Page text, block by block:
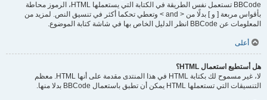
BBCode تستعمل نفس الطريقة في الكتابة التي يستعملها HTML، الرموز محاطة
بأقواس مربعة [ و ] بدلًا من < and > وتعطي تحكما أكثر في تنسيق النص. لمزيد من
المعلومات عن BBCode انظر الدليل الخاص بها في شاشة كتابة الموضوع.
أعلى
هل أستطيع استعمال HTML؟
لا، غير مسموح لك بكتابة HTML في هذا المنتدى مقدمة على أنها HTML. معظم
التنسيقات التي تستعملها HTML يمكن أن تطبق باستعمال BBCode بدلا منها.